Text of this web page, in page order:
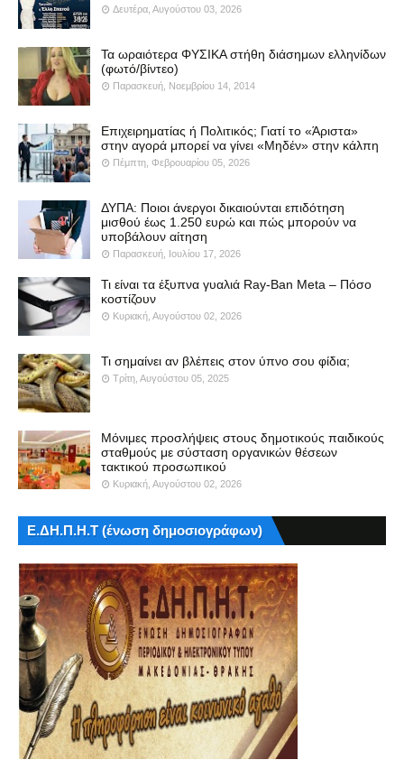
Δευτέρα, Αυγούστου 03, 2026
Τα ωραιότερα ΦΥΣΙΚΑ στήθη διάσημων ελληνίδων
(φωτό/βίντεο)
Παρασκευή, Νοεμβρίου 14, 2014
Επιχειρηματίας ή Πολιτικός; Γιατί το «Άριστα»
στην αγορά μπορεί να γίνει «Μηδέν» στην κάλπη
Πέμπτη, Φεβρουαρίου 05, 2026
ΔΥΠΑ: Ποιοι άνεργοι δικαιούνται επιδότηση
μισθού έως 1.250 ευρώ και πώς μπορούν να
υποβάλουν αίτηση
Παρασκευή, Ιουλίου 17, 2026
Τι είναι τα έξυπνα γυαλιά Ray-Ban Meta – Πόσο
κοστίζουν
Κυριακή, Αυγούστου 02, 2026
Τι σημαίνει αν βλέπεις στον ύπνο σου φίδια;
Τρίτη, Αυγούστου 05, 2025
Μόνιμες προσλήψεις στους δημοτικούς παιδικούς
σταθμούς με σύσταση οργανικών θέσεων
τακτικού προσωπικού
Κυριακή, Αυγούστου 02, 2026
Ε.ΔΗ.Π.Η.Τ (ένωση δημοσιογράφων)